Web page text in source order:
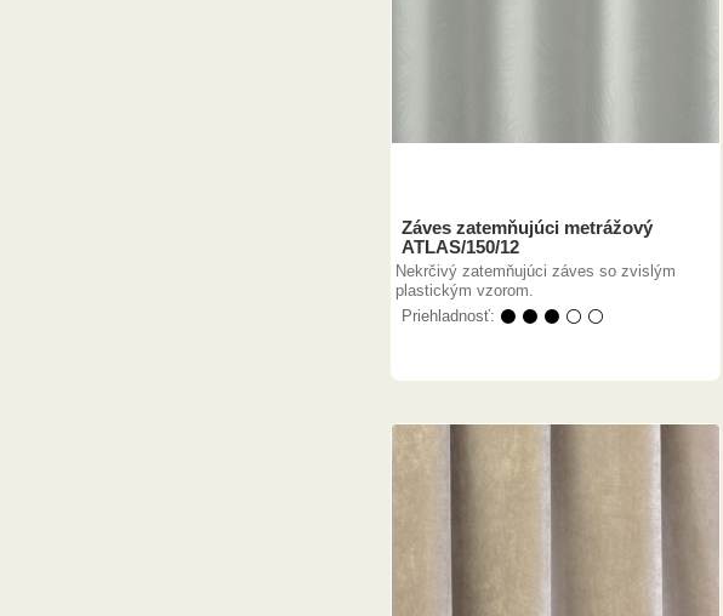
Záves zatemňujúci metrážový
ATLAS/150/12
Nekrčivý zatemňujúci záves so zvislým
plastickým vzorom.
Priehladnosť: ⚫ ⚫ ⚫ ⚪ ⚪